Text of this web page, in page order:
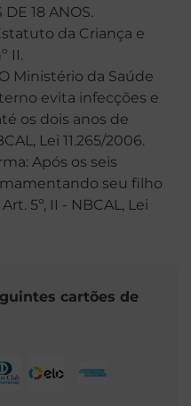
18 ANOS.
da Criança e
II.
Ministério da Saúde
evita infecções e
os dois anos de
Lei 11.265/2006.
Após os seis
seu filho
5º, II - NBCAL, Lei
cartões de